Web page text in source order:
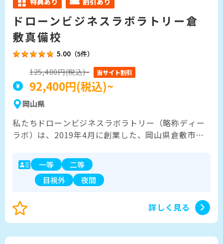
ドローンビジネスラボラトリー倉
敷真備校
5.00 （5件）
125,400円(税込)~ 当サイト割引
92,400円(税込)~
岡山県
私たちドローンビジネスラボラトリー（略称ディー
ラボ）は、2019年4月に創業した、岡山県倉敷市を
です。 国家資格は一等、限定変更（夜間・目視外）
まで対応し、屋内練習場や自社練習場も備えた環境
とシミュレーター使用なしのマンツーマン指導が好
タル業、ドローンの導入支援も行っています。様々
なご縁で空撮や建物点検などのドローン業務も依頼
一等
二等
目視外
夜間
詳しく見る